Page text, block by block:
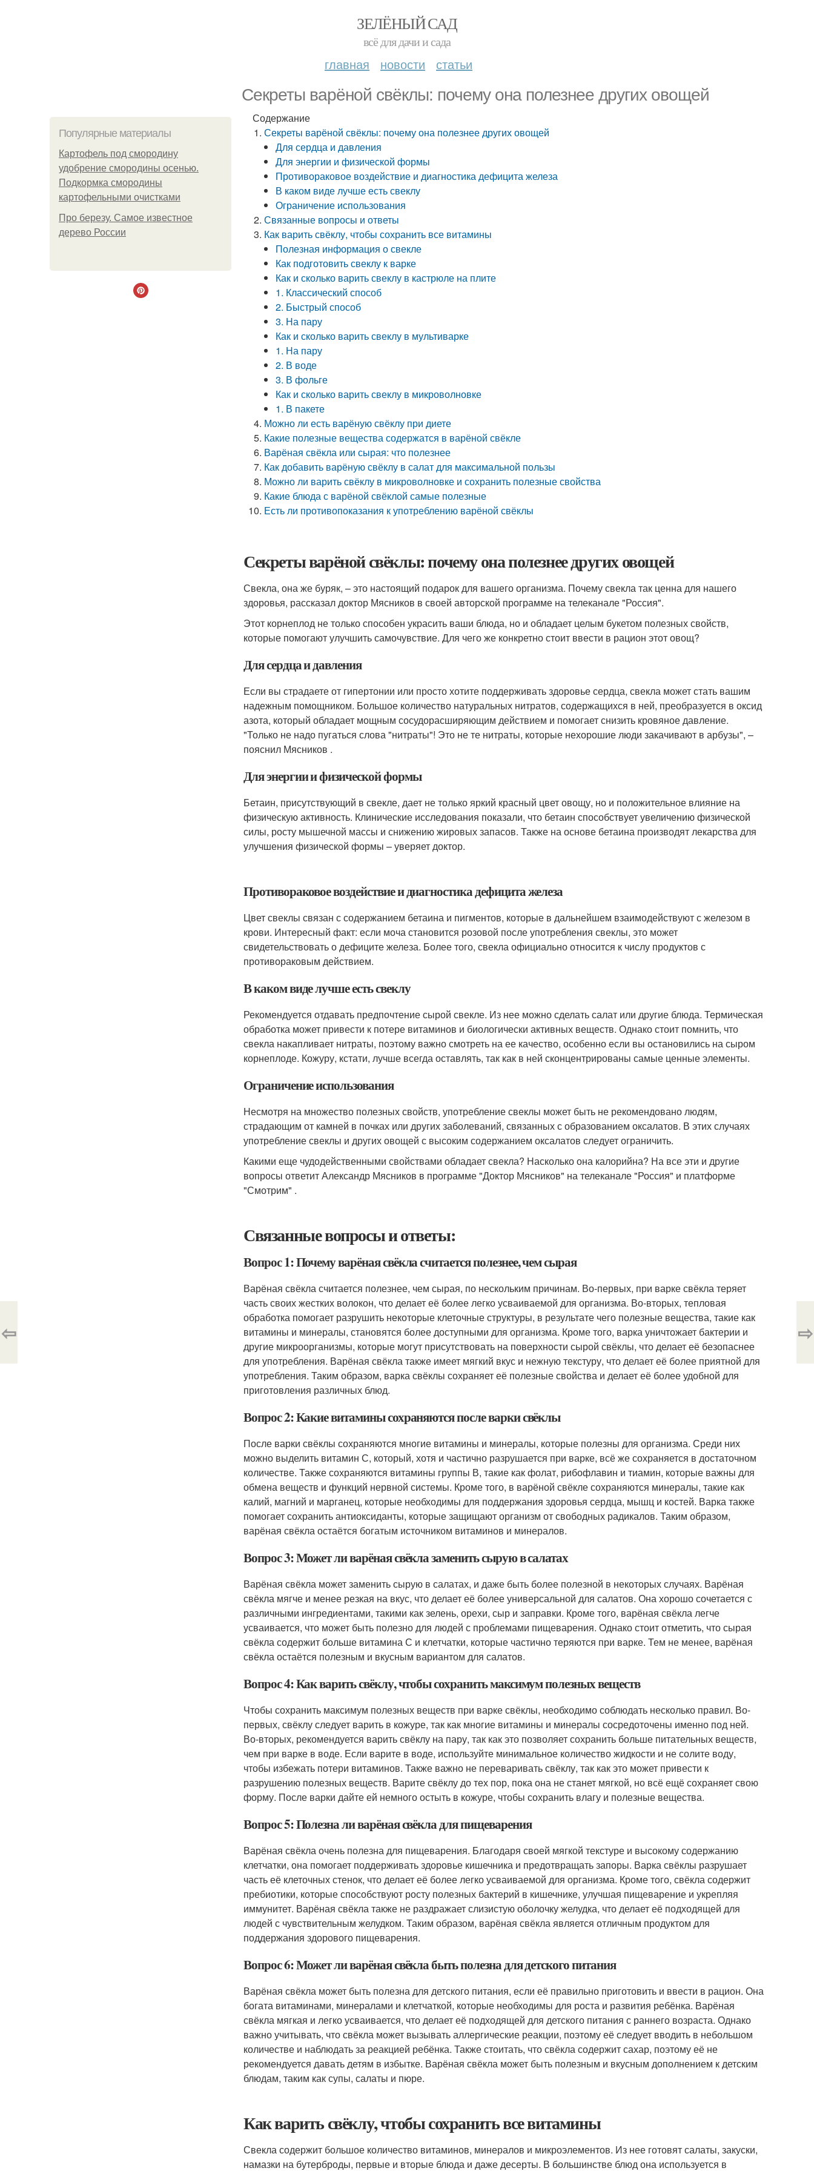
ЗЕЛЁНЫЙ САД
всё для дачи и сада
главная новости статьи
Секреты варёной свёклы: почему она полезнее других овощей
Популярные материалы
Картофель под смородину
удобрение смородины осенью.
Подкормка смородины
картофельными очистками
Про березу. Самое известное
дерево России
Содержание
Секреты варёной свёклы: почему она полезнее других овощей
Для сердца и давления
Для энергии и физической формы
Противораковое воздействие и диагностика дефицита железа
В каком виде лучше есть свеклу
Ограничение использования
Связанные вопросы и ответы
Как варить свёклу, чтобы сохранить все витамины
Полезная информация о свекле
Как подготовить свеклу к варке
Как и сколько варить свеклу в кастрюле на плите
1. Классический способ
2. Быстрый способ
3. На пару
Как и сколько варить свеклу в мультиварке
1. На пару
2. В воде
3. В фольге
Как и сколько варить свеклу в микроволновке
1. В пакете
Можно ли есть варёную свёклу при диете
Какие полезные вещества содержатся в варёной свёкле
Варёная свёкла или сырая: что полезнее
Как добавить варёную свёклу в салат для максимальной пользы
Можно ли варить свёклу в микроволновке и сохранить полезные свойства
Какие блюда с варёной свёклой самые полезные
Есть ли противопоказания к употреблению варёной свёклы
Секреты варёной свёклы: почему она полезнее других овощей
Свекла, она же буряк, – это настоящий подарок для вашего организма. Почему свекла так ценна для нашего
здоровья, рассказал доктор Мясников в своей авторской программе на телеканале "Россия".
Этот корнеплод не только способен украсить ваши блюда, но и обладает целым букетом полезных свойств,
которые помогают улучшить самочувствие. Для чего же конкретно стоит ввести в рацион этот овощ?
Для сердца и давления
Если вы страдаете от гипертонии или просто хотите поддерживать здоровье сердца, свекла может стать вашим
надежным помощником. Большое количество натуральных нитратов, содержащихся в ней, преобразуется в оксид
азота, который обладает мощным сосудорасширяющим действием и помогает снизить кровяное давление.
"Только не надо пугаться слова "нитраты"! Это не те нитраты, которые нехорошие люди закачивают в арбузы", –
пояснил Мясников .
Для энергии и физической формы
Бетаин, присутствующий в свекле, дает не только яркий красный цвет овощу, но и положительное влияние на
физическую активность. Клинические исследования показали, что бетаин способствует увеличению физической
силы, росту мышечной массы и снижению жировых запасов. Также на основе бетаина производят лекарства для
улучшения физической формы – уверяет доктор.
Противораковое воздействие и диагностика дефицита железа
Цвет свеклы связан с содержанием бетаина и пигментов, которые в дальнейшем взаимодействуют с железом в
крови. Интересный факт: если моча становится розовой после употребления свеклы, это может
свидетельствовать о дефиците железа. Более того, свекла официально относится к числу продуктов с
противораковым действием.
В каком виде лучше есть свеклу
Рекомендуется отдавать предпочтение сырой свекле. Из нее можно сделать салат или другие блюда. Термическая
обработка может привести к потере витаминов и биологически активных веществ. Однако стоит помнить, что
свекла накапливает нитраты, поэтому важно смотреть на ее качество, особенно если вы остановились на сыром
корнеплоде. Кожуру, кстати, лучше всегда оставлять, так как в ней сконцентрированы самые ценные элементы.
Ограничение использования
Несмотря на множество полезных свойств, употребление свеклы может быть не рекомендовано людям,
страдающим от камней в почках или других заболеваний, связанных с образованием оксалатов. В этих случаях
употребление свеклы и других овощей с высоким содержанием оксалатов следует ограничить.
Какими еще чудодейственными свойствами обладает свекла? Насколько она калорийна? На все эти и другие
вопросы ответит Александр Мясников в программе "Доктор Мясников" на телеканале "Россия" и платформе
"Смотрим" .
Связанные вопросы и ответы:
Вопрос 1: Почему варёная свёкла считается полезнее, чем сырая
Варёная свёкла считается полезнее, чем сырая, по нескольким причинам. Во-первых, при варке свёкла теряет
часть своих жестких волокон, что делает её более легко усваиваемой для организма. Во-вторых, тепловая
обработка помогает разрушить некоторые клеточные структуры, в результате чего полезные вещества, такие как
витамины и минералы, становятся более доступными для организма. Кроме того, варка уничтожает бактерии и
другие микроорганизмы, которые могут присутствовать на поверхности сырой свёклы, что делает её безопаснее
для употребления. Варёная свёкла также имеет мягкий вкус и нежную текстуру, что делает её более приятной для
употребления. Таким образом, варка свёклы сохраняет её полезные свойства и делает её более удобной для
приготовления различных блюд.
Вопрос 2: Какие витамины сохраняются после варки свёклы
После варки свёклы сохраняются многие витамины и минералы, которые полезны для организма. Среди них
можно выделить витамин С, который, хотя и частично разрушается при варке, всё же сохраняется в достаточном
количестве. Также сохраняются витамины группы В, такие как фолат, рибофлавин и тиамин, которые важны для
обмена веществ и функций нервной системы. Кроме того, в варёной свёкле сохраняются минералы, такие как
калий, магний и марганец, которые необходимы для поддержания здоровья сердца, мышц и костей. Варка также
помогает сохранить антиоксиданты, которые защищают организм от свободных радикалов. Таким образом,
варёная свёкла остаётся богатым источником витаминов и минералов.
Вопрос 3: Может ли варёная свёкла заменить сырую в салатах
Варёная свёкла может заменить сырую в салатах, и даже быть более полезной в некоторых случаях. Варёная
свёкла мягче и менее резкая на вкус, что делает её более универсальной для салатов. Она хорошо сочетается с
различными ингредиентами, такими как зелень, орехи, сыр и заправки. Кроме того, варёная свёкла легче
усваивается, что может быть полезно для людей с проблемами пищеварения. Однако стоит отметить, что сырая
свёкла содержит больше витамина С и клетчатки, которые частично теряются при варке. Тем не менее, варёная
свёкла остаётся полезным и вкусным вариантом для салатов.
Вопрос 4: Как варить свёклу, чтобы сохранить максимум полезных веществ
Чтобы сохранить максимум полезных веществ при варке свёклы, необходимо соблюдать несколько правил. Во-
первых, свёклу следует варить в кожуре, так как многие витамины и минералы сосредоточены именно под ней.
Во-вторых, рекомендуется варить свёклу на пару, так как это позволяет сохранить больше питательных веществ,
чем при варке в воде. Если варите в воде, используйте минимальное количество жидкости и не солите воду,
чтобы избежать потери витаминов. Также важно не переваривать свёклу, так как это может привести к
разрушению полезных веществ. Варите свёклу до тех пор, пока она не станет мягкой, но всё ещё сохраняет свою
форму. После варки дайте ей немного остыть в кожуре, чтобы сохранить влагу и полезные вещества.
Вопрос 5: Полезна ли варёная свёкла для пищеварения
Варёная свёкла очень полезна для пищеварения. Благодаря своей мягкой текстуре и высокому содержанию
клетчатки, она помогает поддерживать здоровье кишечника и предотвращать запоры. Варка свёклы разрушает
часть её клеточных стенок, что делает её более легко усваиваемой для организма. Кроме того, свёкла содержит
пребиотики, которые способствуют росту полезных бактерий в кишечнике, улучшая пищеварение и укрепляя
иммунитет. Варёная свёкла также не раздражает слизистую оболочку желудка, что делает её подходящей для
людей с чувствительным желудком. Таким образом, варёная свёкла является отличным продуктом для
поддержания здорового пищеварения.
Вопрос 6: Может ли варёная свёкла быть полезна для детского питания
Варёная свёкла может быть полезна для детского питания, если её правильно приготовить и ввести в рацион. Она
богата витаминами, минералами и клетчаткой, которые необходимы для роста и развития ребёнка. Варёная
свёкла мягкая и легко усваивается, что делает её подходящей для детского питания с раннего возраста. Однако
важно учитывать, что свёкла может вызывать аллергические реакции, поэтому её следует вводить в небольшом
количестве и наблюдать за реакцией ребёнка. Также стоитать, что свёкла содержит сахар, поэтому её не
рекомендуется давать детям в избытке. Варёная свёкла может быть полезным и вкусным дополнением к детским
блюдам, таким как супы, салаты и пюре.
Как варить свёклу, чтобы сохранить все витамины
Свекла содержит большое количество витаминов, минералов и микроэлементов. Из нее готовят салаты, закуски,
намазки на бутерброды, первые и вторые блюда и даже десерты. В большинстве блюд она используется в
⇦ ⇨